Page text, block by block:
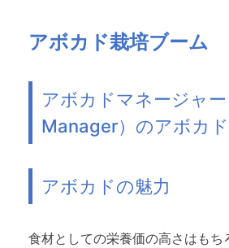
アボカド栽培ブーム
アボカドマネージャ
Manager）のアボカ
アボカドの魅力
食材としての栄養価の高さはもち